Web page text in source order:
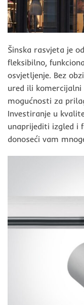
Šinska rasvjeta je
fleksibilno,
osvjetljenje. Bez
ured ili
mogućnosti za
Investiranje u
unaprijediti izgled i
donoseći vam